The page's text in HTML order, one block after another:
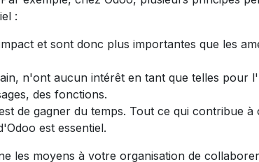
:
et sont donc plus importantes que les
n'ont aucun intérêt en tant que telles pour
des fonctions.
de gagner du temps. Tout ce qui contribue à
est essentiel.
les moyens à votre organisation de